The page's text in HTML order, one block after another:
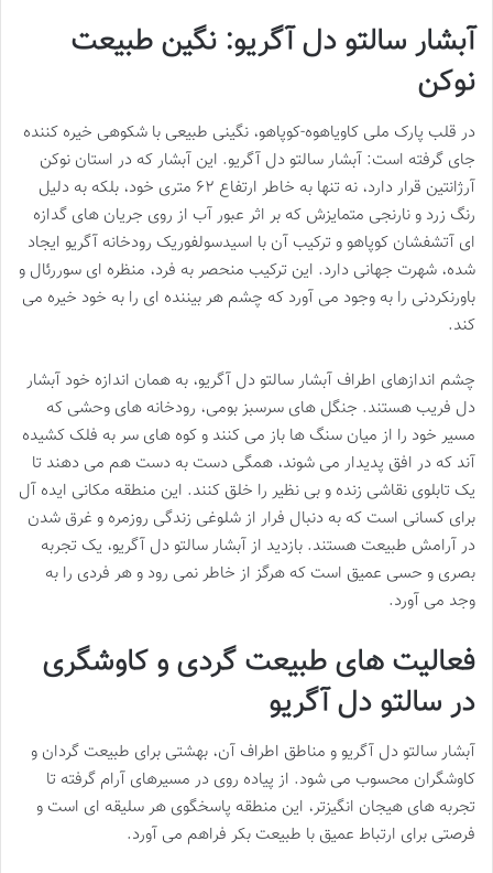
آبشار سالتو دل آگریو: نگین طبیعت
نوکن
در قلب پارک ملی کاویاهوه-کوپاهو، نگینی طبیعی با شکوهی خیره کننده
جای گرفته است: آبشار سالتو دل آگریو. این آبشار که در استان نوکن
آرژانتین قرار دارد، نه تنها به خاطر ارتفاع ۶۲ متری خود، بلکه به دلیل
رنگ زرد و نارنجی متمایزش که بر اثر عبور آب از روی جریان های گدازه
ای آتشفشان کوپاهو و ترکیب آن با اسیدسولفوریک رودخانه آگریو ایجاد
شده، شهرت جهانی دارد. این ترکیب منحصر به فرد، منظره ای سوررئال و
باورنکردنی را به وجود می آورد که چشم هر بیننده ای را به خود خیره می
کند.
چشم اندازهای اطراف آبشار سالتو دل آگریو، به همان اندازه خود آبشار
دل فریب هستند. جنگل های سرسبز بومی، رودخانه های وحشی که
مسیر خود را از میان سنگ ها باز می کنند و کوه های سر به فلک کشیده
آند که در افق پدیدار می شوند، همگی دست به دست هم می دهند تا
یک تابلوی نقاشی زنده و بی نظیر را خلق کنند. این منطقه مکانی ایده آل
برای کسانی است که به دنبال فرار از شلوغی زندگی روزمره و غرق شدن
در آرامش طبیعت هستند. بازدید از آبشار سالتو دل آگریو، یک تجربه
بصری و حسی عمیق است که هرگز از خاطر نمی رود و هر فردی را به
وجد می آورد.
فعالیت های طبیعت گردی و کاوشگری
در سالتو دل آگریو
آبشار سالتو دل آگریو و مناطق اطراف آن، بهشتی برای طبیعت گردان و
کاوشگران محسوب می شود. از پیاده روی در مسیرهای آرام گرفته تا
تجربه های هیجان انگیزتر، این منطقه پاسخگوی هر سلیقه ای است و
فرصتی برای ارتباط عمیق با طبیعت بکر فراهم می آورد.